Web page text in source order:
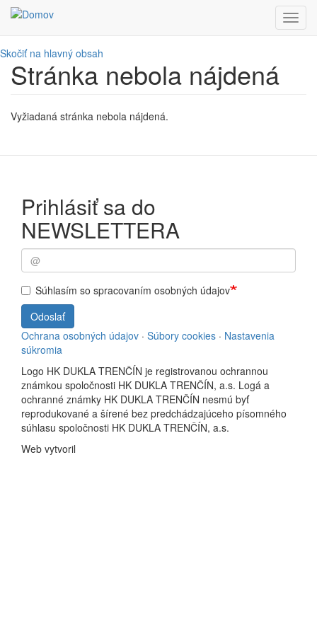
Skočiť na hlavný obsah
Stránka nebola nájdená
Vyžiadaná stránka nebola nájdená.
Prihlásiť sa do
NEWSLETTERA
Súhlasím so spracovaním osobných údajov
Odoslať
Ochrana osobných údajov · Súbory cookies · Nastavenia
súkromia
Logo HK DUKLA TRENČÍN je registrovanou ochrannou
známkou spoločnosti HK DUKLA TRENČÍN, a.s. Logá a
ochranné známky HK DUKLA TRENČÍN nesmú byť
reprodukované a šírené bez predchádzajúceho písomného
súhlasu spoločnosti HK DUKLA TRENČÍN, a.s.
Web vytvoril